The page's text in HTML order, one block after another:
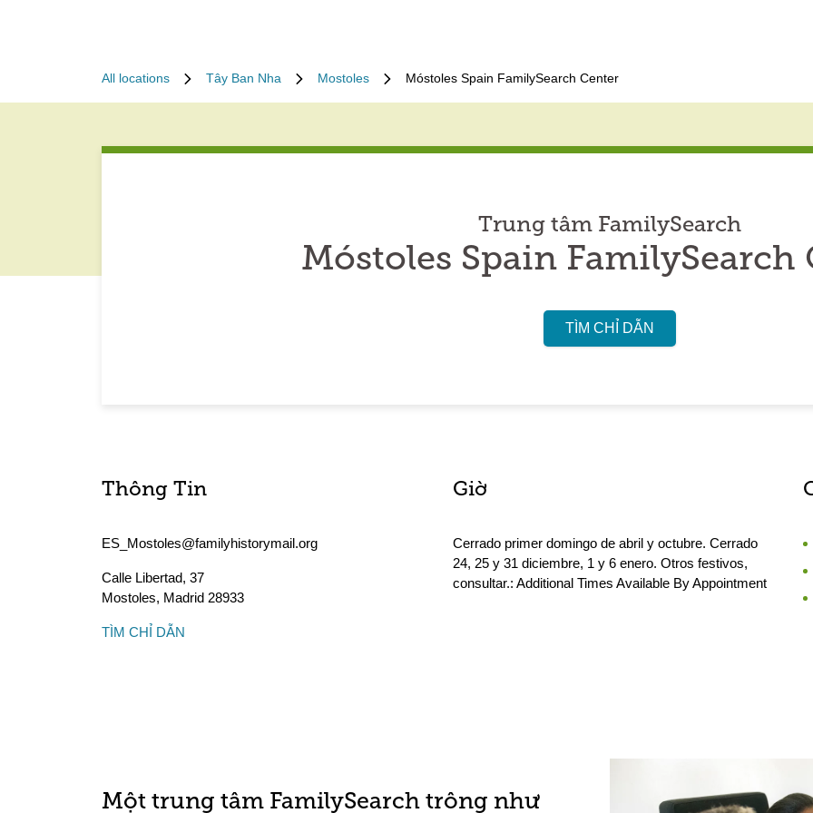
All locations Tây Ban Nha Mostoles Móstoles Spain FamilySearch Center
Trung tâm FamilySearch
Móstoles Spain FamilySearch
TÌM CHỈ DẪN
Thông Tin
ES_Mostoles@familyhistorymail.org
Calle Libertad, 37
Mostoles, Madrid 28933
TÌM CHỈ DẪN
Giờ
Cerrado primer domingo de abril y octubre. Cerrado
24, 25 y 31 diciembre, 1 y 6 enero. Otros festivos,
consultar.: Additional Times Available By Appointment
Một trung tâm FamilySearch trông như